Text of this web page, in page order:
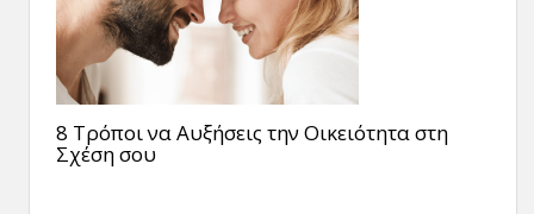
8 Τρόποι να Αυξήσεις την Οικειότητα στη
Σχέση σου